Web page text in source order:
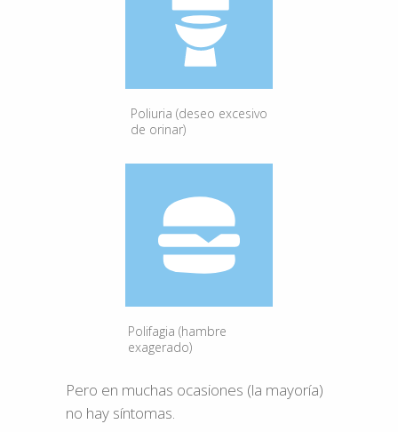
Poliuria (deseo excesivo
de orinar)
Polifagia (hambre
exagerado)
Pero en muchas ocasiones (la mayoría)
no hay síntomas.